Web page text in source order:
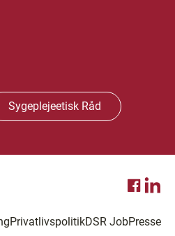
Sygeplejeetisk Råd
PrivatlivspolitikDSR JobPresse